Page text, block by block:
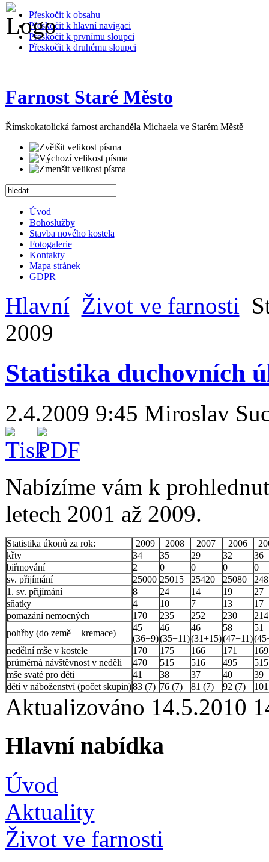
Přeskočit k obsahu
Přeskočit k hlavní navigaci
Přeskočit k prvnímu sloupci
Přeskočit k druhému sloupci
Farnost Staré Město
Římskokatolická farnost archanděla Michaela ve Starém Městě
Úvod
Bohoslužby
Stavba nového kostela
Fotogalerie
Kontakty
Mapa stránek
GDPR
Hlavní Život ve farnosti
2009
Statistika duchovních
2.4.2009 9:45 Miroslav
Nabízíme vám k
letech 2001 až 2009.
Statistika úkonů za rok: 2009 2008 2007 2006
křty
34 35 29 32
36
biřmování
2 0 0 0
0
sv. přijímání
25000 25015 25420 25080
1. sv. přijímání
8 24 14 19
27
sňatky
4 10 7 13
17
pomazání nemocných
170 235 252 230
214
pohřby (do země + kremace)
45
(36+9)
46
(35+11)
46
(31+15)
58
(47+11)
51
nedělní mše v kostele
170 175 166 171
169
průměrná návštěvnost v neděli
470 515 516 495
515
mše svaté pro děti
41 38 37 40
39
dětí v náboženství (počet skupin)83 (7) 76 (7) 81 (7) 92 (7)
Aktualizováno 14.5.2010
Hlavní nabídka
Úvod
Aktuality
Život ve farnosti